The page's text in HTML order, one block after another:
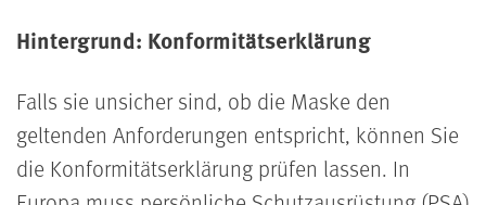
Hintergrund: Konformitätserklärung
Falls sie unsicher sind, ob die Maske den
geltenden Anforderungen entspricht, können Sie
die Konformitätserklärung prüfen lassen. In